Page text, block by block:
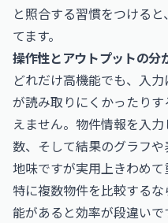
と照合する習慣をつける
てます。
操作性とアウトプットの分
どれだけ高機能でも、入
が読み取りにくかったり
えません。物件情報を入
数、そして結果のグラフや
地味ですが実用上きわめて
特に複数物件を比較する
能があると効率が段違い